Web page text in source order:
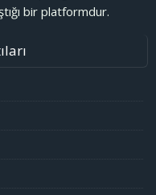
bir platformdur.